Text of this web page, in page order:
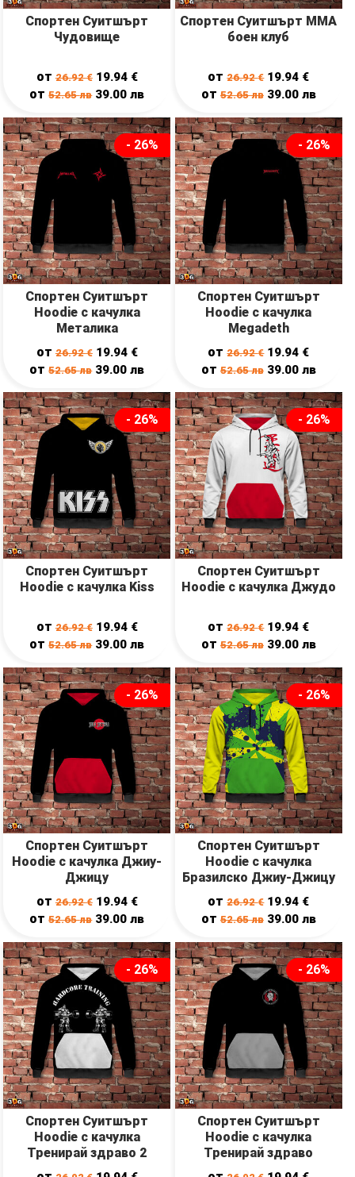
Спортен Суитшърт
Чудовище
от26.92€ 19.94 €
от52.65лв 39.00лв
Спортен Суитшърт ММА
боен клуб
от26.92€ 19.94 €
от 52.65лв 39.00 лв
- 26%
Спортен Суитшърт
Hoodie с качулка
Металика
от26.92€ 19.94 €
от52.65лв 39.00лв
- 26%
Спортен Суитшърт
Hoodie с качулка
Megadeth
от26.92€ 19.94 €
от 52.65лв 39.00 лв
- 26%
Спортен Суитшърт
Hoodie с качулка Kiss
от26.92€ 19.94 €
от52.65лв 39.00лв
- 26%
Спортен Суитшърт
Hoodie с качулка Джудо
от26.92€ 19.94 €
от 52.65лв 39.00 лв
- 26%
Спортен Суитшърт
Hoodie с качулка Джиу-
Джицу
от26.92€ 19.94 €
от52.65лв 39.00лв
- 26%
Спортен Суитшърт
Hoodie с качулка
Бразилско Джиу-Джицу
от26.92€ 19.94 €
от 52.65лв 39.00 лв
- 26%
Спортен Суитшърт
Hoodie с качулка
Тренирай здраво 2
- 26%
Спортен Суитшърт
Hoodie с качулка
Тренирай здраво